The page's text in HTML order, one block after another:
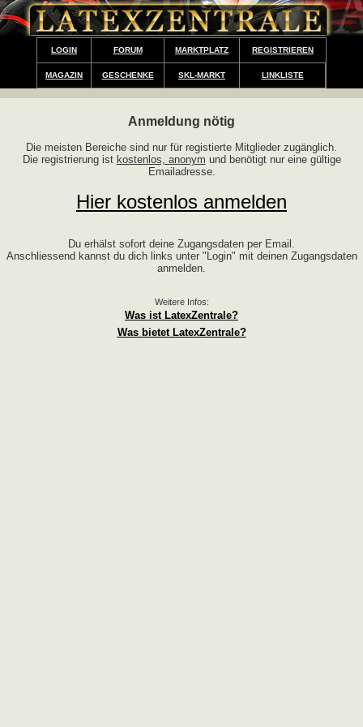
LOGIN FORUM MARKTPLATZ REGISTRIEREN
MAGAZIN GESCHENKE SKL-MARKT LINKLISTE
Anmeldung nötig
Die meisten Bereiche sind nur für registierte Mitglieder zugänglich.
Die registrierung ist kostenlos, anonym und benötigt nur eine gültige
Emailadresse.
Hier kostenlos anmelden
Du erhälst sofort deine Zugangsdaten per Email.
Anschliessend kannst du dich links unter "Login" mit deinen Zugangsdaten
anmelden.
Weitere Infos:
Was ist LatexZentrale?
Was bietet LatexZentrale?